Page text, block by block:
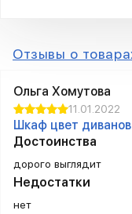
Отзывы о
Ольга Хомутова
11.01.2022
Шкаф цвет диванов
Достоинства
дорого выглядит
Недостатки
нет